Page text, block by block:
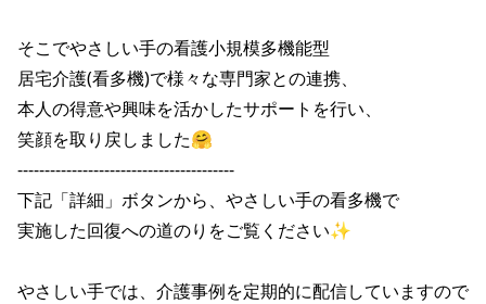
そこでやさしい手の看護小規模多機能型
居宅介護(看多機)で様々な専門家との連携、
本人の得意や興味を活かしたサポートを行い、
笑顔を取り戻しました🤗
----------------------------------------
下記「詳細」ボタンから、やさしい手の看多機で
実施した回復への道のりをご覧ください✨
やさしい手では、介護事例を定期的に配信していますので